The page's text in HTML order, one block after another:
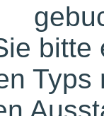
bitte